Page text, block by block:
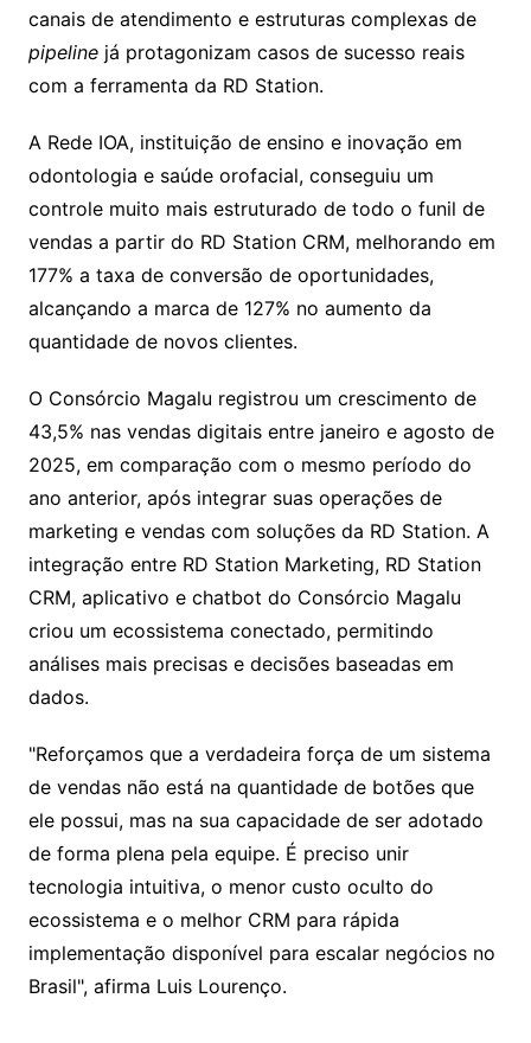
canais de atendimento e estruturas complexas de
pipelinejá protagonizam casos de sucesso reais
com a ferramenta da RD Station.
A Rede IOA, instituição de ensino e inovação em
odontologia e saúde orofacial, conseguiu um
controle muito mais estruturado de todo o funil de
vendas a partir do RD Station CRM, melhorando em
177% a taxa de conversão de oportunidades,
alcançando a marca de 127% no aumento da
quantidade de novos clientes.
O Consórcio Magalu registrou um crescimento de
43,5% nas vendas digitais entre janeiro e agosto de
2025, em comparação com o mesmo período do
ano anterior, após integrar suas operações de
marketing e vendas com soluções da RD Station. A
integração entre RD Station Marketing, RD Station
CRM, aplicativo e chatbot do Consórcio Magalu
criou um ecossistema conectado, permitindo
análises mais precisas e decisões baseadas em
dados.
"Reforçamos que a verdadeira força de um sistema
de vendas não está na quantidade de botões que
ele possui, mas na sua capacidade de ser adotado
de forma plena pela equipe. É preciso unir
tecnologia intuitiva, o menor custo oculto do
ecossistema e o melhor CRM para rápida
implementação disponível para escalar negócios no
Brasil", afirma Luis Lourenço.